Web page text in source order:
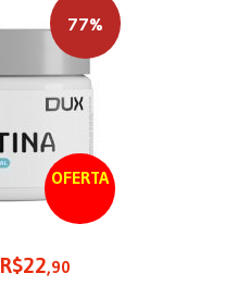
OFERTA
77%
R$22,90